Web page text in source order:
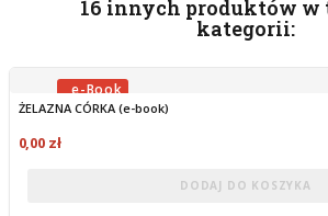
16 innych produktów w
kategorii:
OBECNIE BRAK NA STANIE
ŻELAZNA CÓRKA (e-book)
0,00 zł
DODAJ DO KOSZYKA